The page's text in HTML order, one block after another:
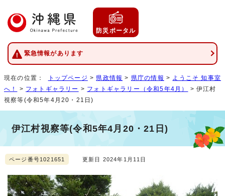
防災ポータル
緊急情報があります
現在の位置： トップページ > 県政情報 > 県庁の情報 > ようこそ 知事室
へ！
> フォトギャラリー > フォトギャラリー（令和5年4月）
> 伊江村
視察等(令和5年4月20・21日)
伊江村視察等(令和5年4月20・21日)
ページ番号1021651 更新日 2024年1月11日